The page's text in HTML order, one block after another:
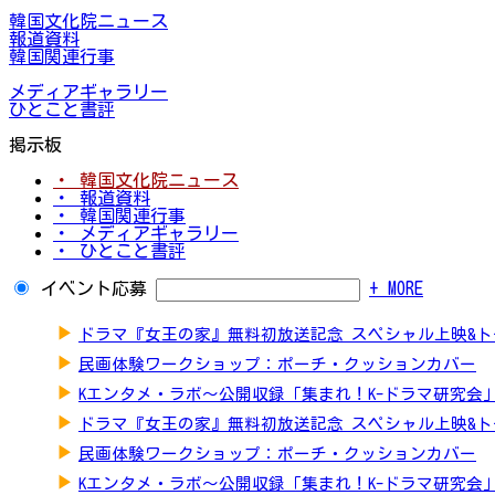
韓国文化院ニュース
報道資料
韓国関連行事
メディアギャラリー
ひとこと書評
掲示板
・ 韓国文化院ニュース
・ 報道資料
・ 韓国関連行事
・ メディアギャラリー
・ ひとこと書評
イベント応募 + MORE
▶ ドラマ『女王の家』無料初放送記念 スペシャル上映&
▶ 民画体験ワークショップ：ポーチ・クッションカバー
▶ Kエンタメ・ラボ～公開収録「集まれ！K-ドラマ研究会」
▶ ドラマ『女王の家』無料初放送記念 スペシャル上映&
▶ 民画体験ワークショップ：ポーチ・クッションカバー
▶ Kエンタメ・ラボ～公開収録「集まれ！K-ドラマ研究会」